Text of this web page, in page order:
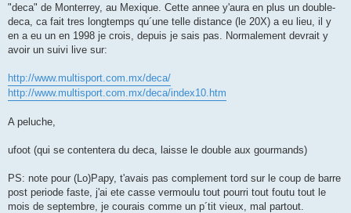
n
o
l
u
"deca" de Monterrey, au Mexique. Cette annee y'aura en plus un double-
deca, ca fait tres longtemps qu´une telle distance (le 20X) a eu lieu, il y
en a eu un en 1998 je crois, depuis je sais pas. Normalement devrait y
avoir un suivi live sur:
http://www.multisport.com.mx/deca/
http://www.multisport.com.mx/deca/index10.htm
A peluche,
ufoot (qui se contentera du deca, laisse le double aux gourmands)
PS: note pour (Lo)Papy, t'avais pas complement tord sur le coup de barre
post periode faste, j'ai ete casse vermoulu tout pourri tout foutu tout le
mois de septembre, je courais comme un p´tit vieux, mal partout.